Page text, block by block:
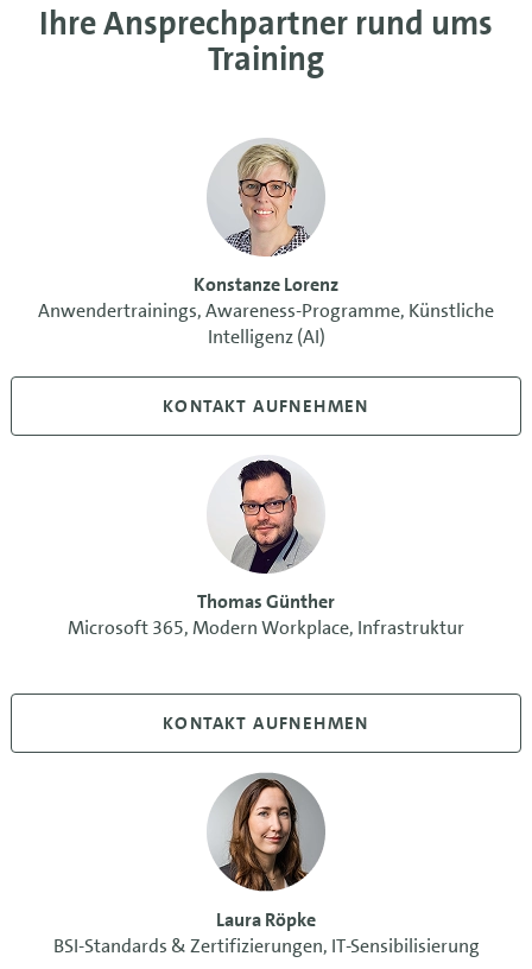
Ihre Ansprechpartner rund ums
Training
Konstanze Lorenz
Anwendertrainings, Awareness-Programme, Künstliche
Intelligenz (AI)
KONTAKT AUFNEHMEN
Thomas Günther
Microsoft 365, Modern Workplace, Infrastruktur
KONTAKT AUFNEHMEN
Laura Röpke
BSI-Standards & Zertifizierungen, IT-Sensibilisierung